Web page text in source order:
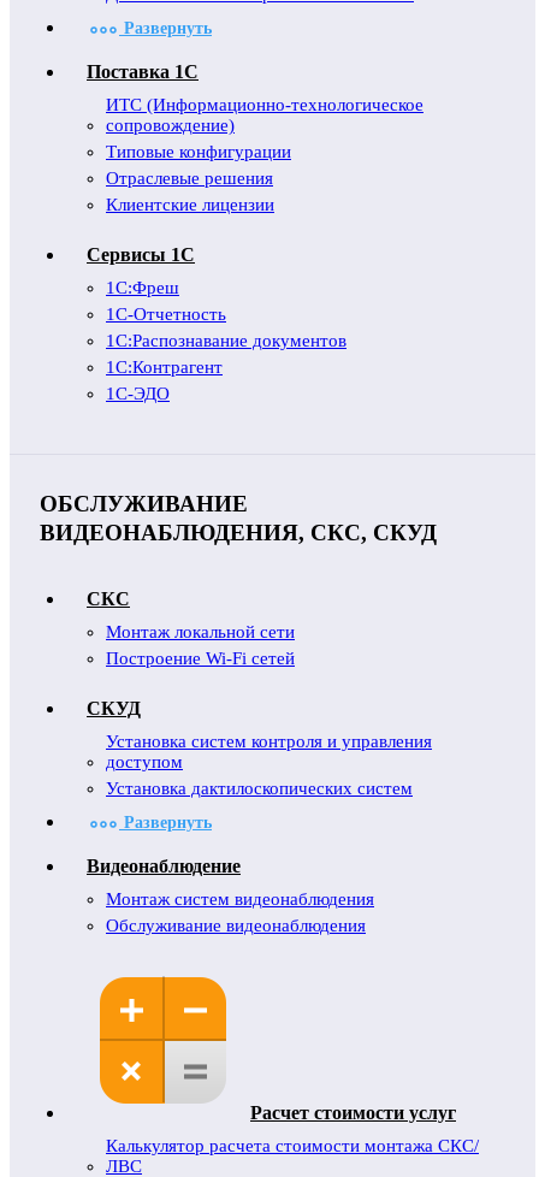
Развернуть
Поставка 1С
ИТС (Информационно-технологическое
сопровождение)
Типовые конфигурации
Отраслевые решения
Клиентские лицензии
Сервисы 1С
1С:Фреш
1С-Отчетность
1С:Распознавание документов
1С:Контрагент
1С-ЭДО
ОБСЛУЖИВАНИЕ
ВИДЕОНАБЛЮДЕНИЯ, СКС, СКУД
СКС
Монтаж локальной сети
Построение Wi-Fi сетей
СКУД
Установка систем контроля и управления
доступом
Установка дактилоскопических систем
Развернуть
Видеонаблюдение
Монтаж систем видеонаблюдения
Обслуживание видеонаблюдения
Расчет стоимости услуг
Калькулятор расчета стоимости монтажа СКС/
ЛВС